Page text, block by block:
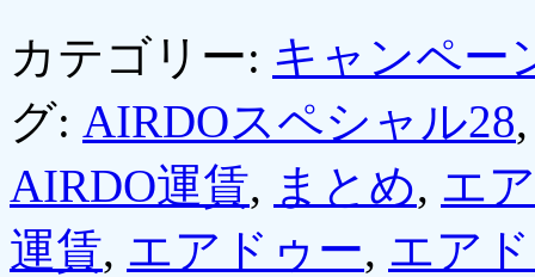
カテゴリー: キャンペー
グ: AIRDOスペシャル28
AIRDO運賃, まとめ, エ
運賃, エアドゥー, エア